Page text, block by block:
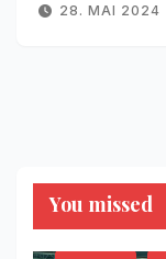
28. MAI 2024
You missed